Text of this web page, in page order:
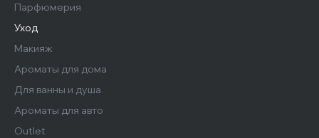
Парфюмерия
Уход
Макияж
Ароматы для дома
Для ванны и душа
Ароматы для авто
Outlet